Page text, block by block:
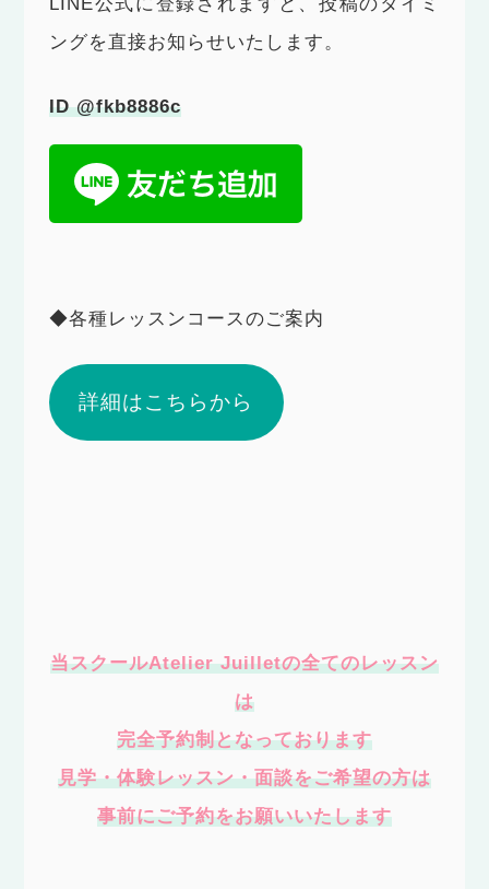
ングを直接お知らせいたします。
ID @fkb8886c
◆各種レッスンコースのご案内
詳細はこちらから
当スクールAtelier Juilletの全てのレッスン
は
完全予約制となっております
見学・体験レッスン・面談をご希望の方は
事前にご予約をお願いいたします